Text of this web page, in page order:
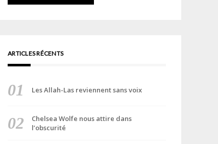
ARTICLES RÉCENTS
Les Allah-Las reviennent sans voix
Chelsea Wolfe nous attire dans
l’obscurité